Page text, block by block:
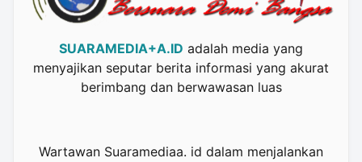
SUARAMEDIA+A.ID adalah media yang
menyajikan seputar berita informasi yang akurat
berimbang dan berwawasan luas
Wartawan Suaramediaa. id dalam menjalankan